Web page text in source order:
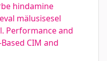
hindamine
mälusisesel
Performance and
CIM and